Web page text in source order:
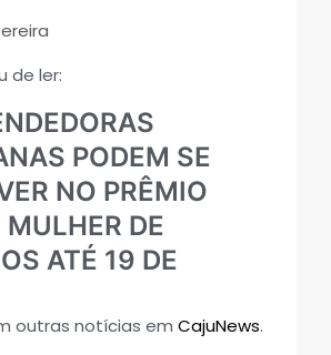
de ler:
PODEM SE
NO PRÊMIO
MULHER DE
ATÉ 19 DE
outras notícias emCajuNews.